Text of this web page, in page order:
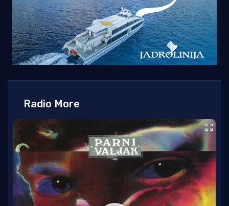
Radio More